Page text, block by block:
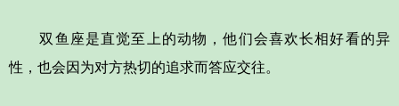
双鱼座是直觉至上的动物，他们会喜欢长相好看的异
性，也会因为对方热切的追求而答应交往。